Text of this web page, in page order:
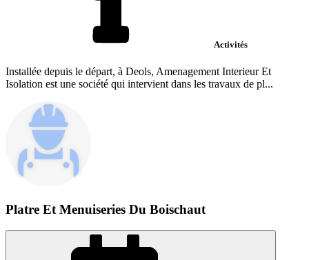
Activités
Installée depuis le départ, à Deols, Amenagement Interieur Et
Isolation est une société qui intervient dans les travaux de pl...
Platre Et Menuiseries Du Boischaut